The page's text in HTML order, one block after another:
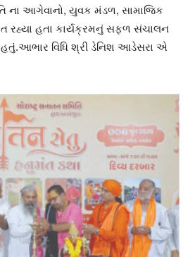
ના આગેવાનો, યુવક મંડળ, સામાજિક
હતા કાર્યક્રમનું સફળ સંચાલન
વિધિ શ્રી ડેનિશ આડેસરા એ